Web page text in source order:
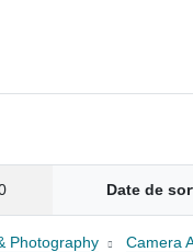
Date de
Photography Camera